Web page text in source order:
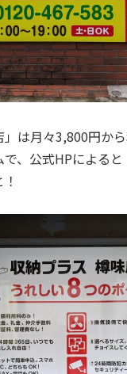
」は月々3,800円か
、公式HPによる